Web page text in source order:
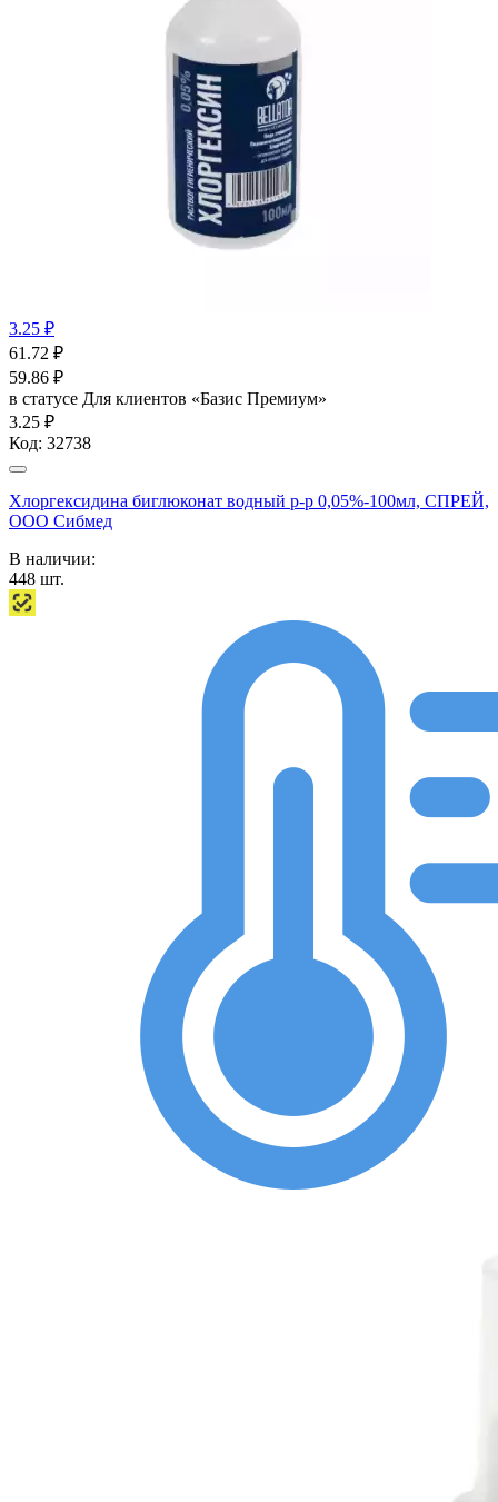
3.25 ₽
61.72 ₽
59.86 ₽
в статусе Для клиентов «Базис Премиум»
3.25 ₽
Код: 32738
Хлоргексидина биглюконат водный р-р 0,05%-100мл, СПРЕЙ,
ООО Сибмед
В наличии:
448 шт.